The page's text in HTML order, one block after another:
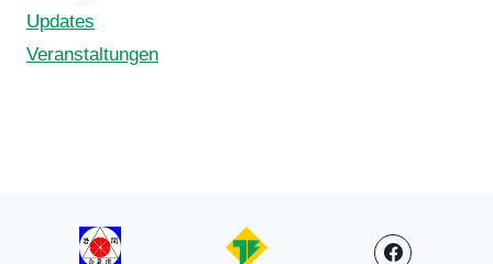
Updates
Veranstaltungen